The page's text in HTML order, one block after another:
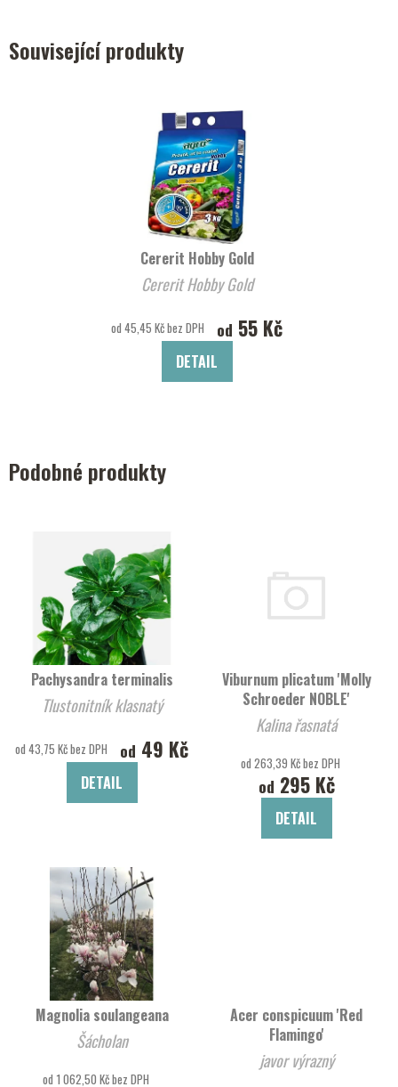
Související produkty
Cererit Hobby Gold
Cererit Hobby Gold
od 45,45 Kč bez DPH od 55 Kč
DETAIL
Podobné produkty
Pachysandra terminalis
Tlustonitník klasnatý
od 43,75 Kč bez DPH od 49 Kč
DETAIL
Viburnum plicatum 'Molly
Schroeder NOBLE'
Kalina řasnatá
od 263,39 Kč bez DPH
od 295 Kč
DETAIL
Magnolia soulangeana
Šácholan
od 1 062,50 Kč bez DPH
Acer conspicuum 'Red
Flamingo'
javor výrazný